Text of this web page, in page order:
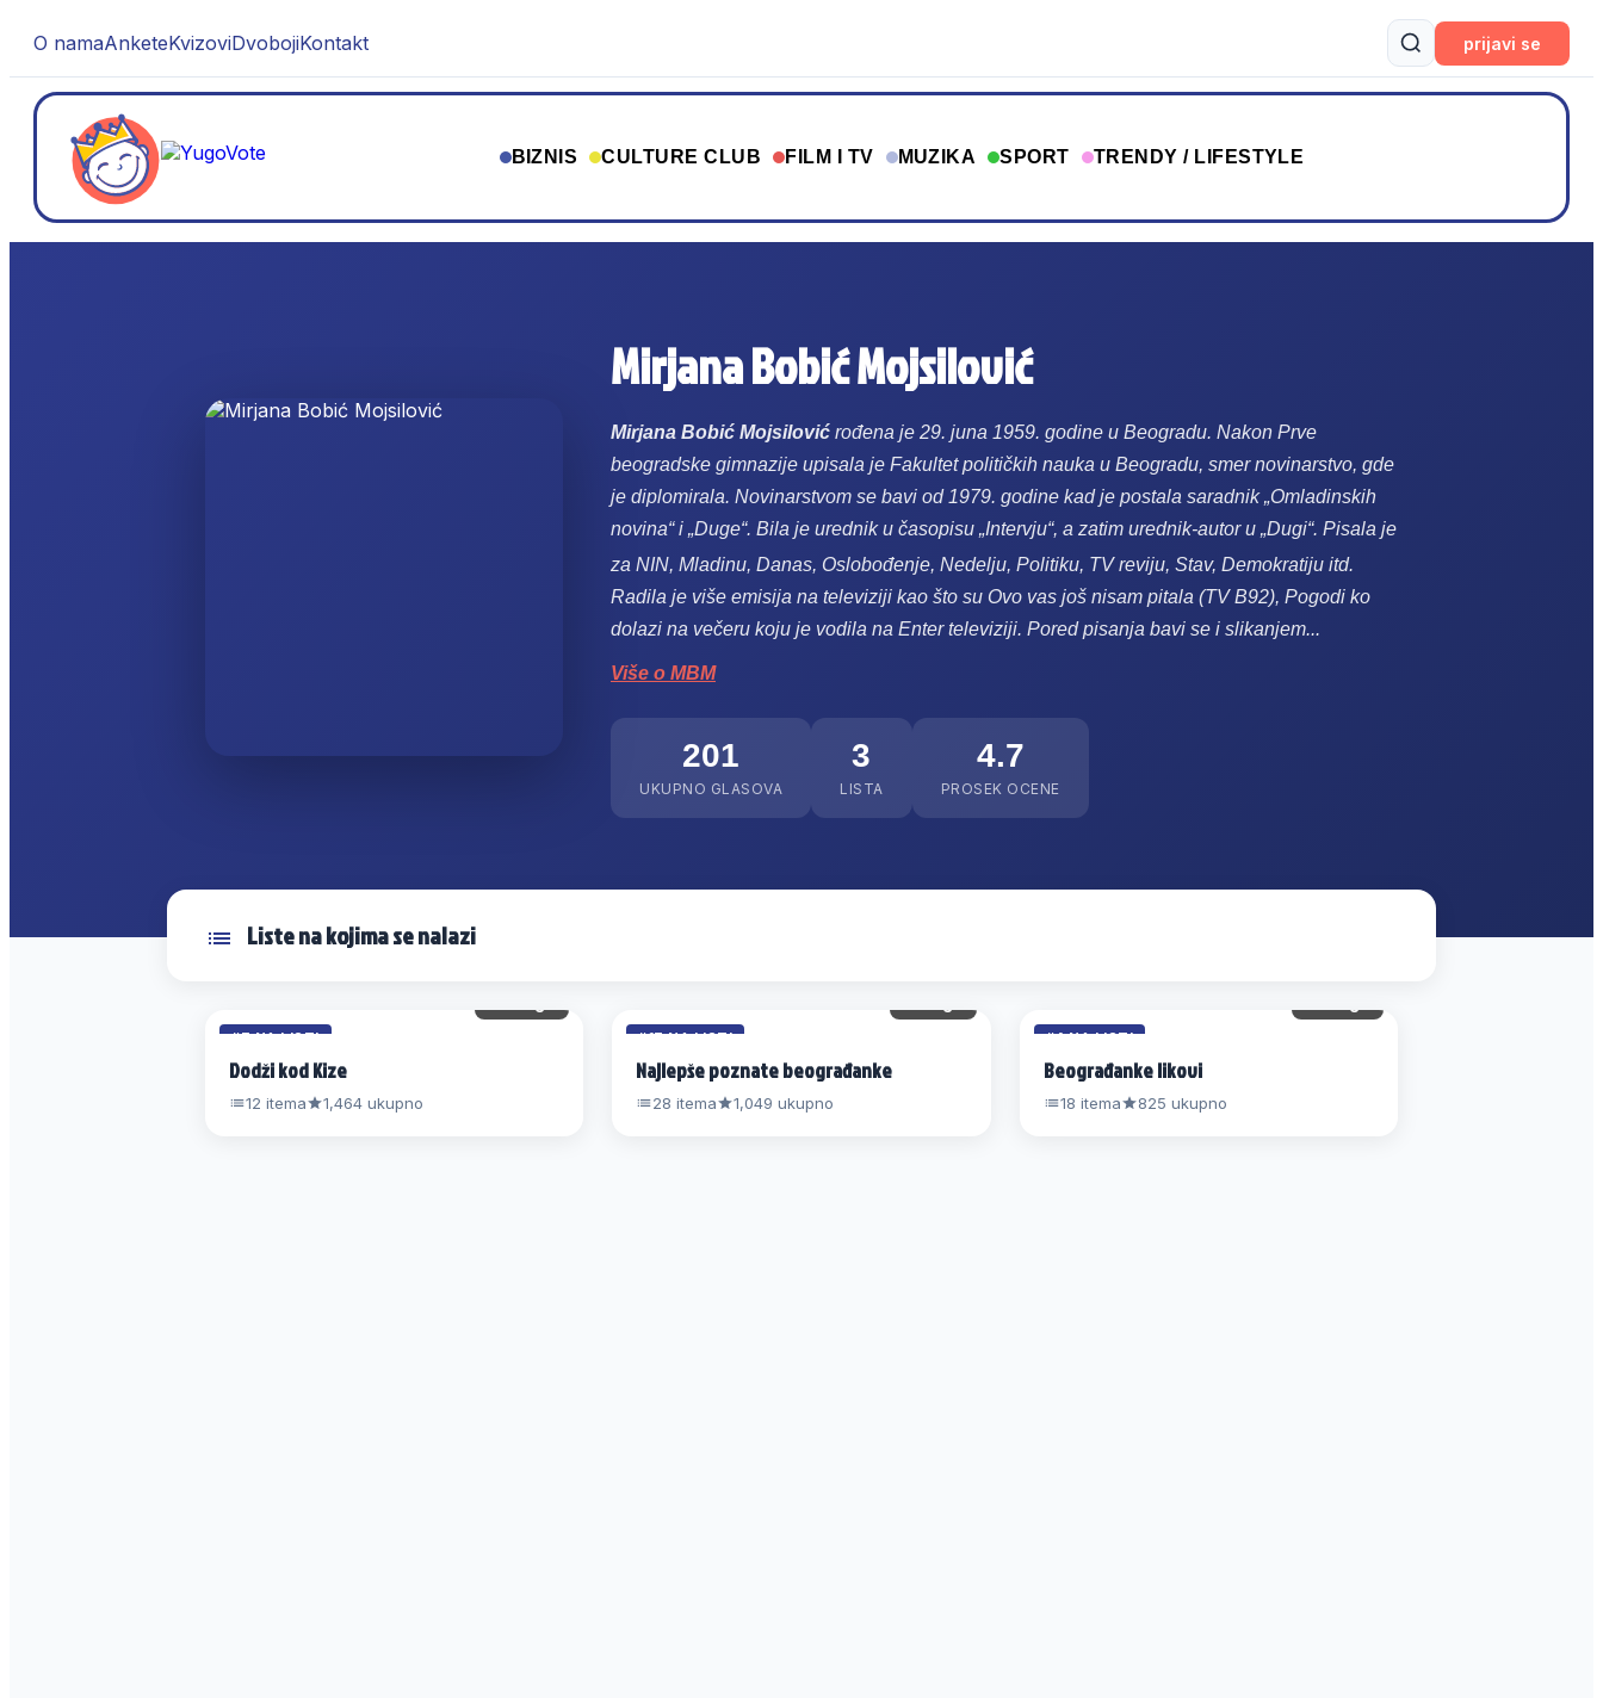
O namaAnketeKvizoviDvobojiKontakt prijavi se
BIZNIS CULTURE CLUB FILM I TV MUZIKA SPORT TRENDY / LIFESTYLE
Mirjana Bobić Mojsilović
Mirjana Bobić Mojsilović rođena je 29. juna 1959. godine u Beogradu. Nakon Prve
beogradske gimnazije upisala je Fakultet političkih nauka u Beogradu, smer novinarstvo, gde
je diplomirala. Novinarstvom se bavi od 1979. godine kad je postala saradnik „Omladinskih
novina“ i „Duge“. Bila je urednik u časopisu „Intervju“, a zatim urednik-autor u „Dugi“. Pisala je
za NIN, Mladinu, Danas, Oslobođenje, Nedelju, Politiku, TV reviju, Stav, Demokratiju itd.
Radila je više emisija na televiziji kao što su Ovo vas još nisam pitala (TV B92), Pogodi ko
dolazi na večeru koju je vodila na Enter televiziji. Pored pisanja bavi se i slikanjem...
Više o MBM
201
UKUPNO GLASOVA
3
LISTA
4.7
PROSEK OCENE
Liste na kojima se nalazi
#7 NA LISTI
Dodži kod Kize
12 itema 1,464 ukupno
#17 NA LISTI
Najlepše poznate beograđanke
28 itema 1,049 ukupno
#4 NA LISTI
Beograđanke likovi
18 itema 825 ukupno